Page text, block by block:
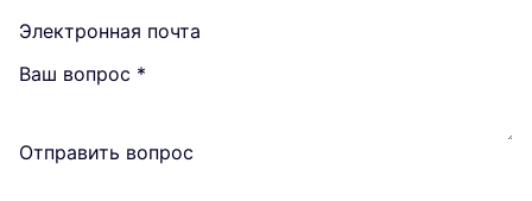
Электронная почта
Ваш вопрос *
Отправить вопрос